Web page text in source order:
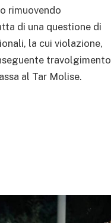
rimuovendo
di una questione di
la cui violazione,
travolgimento
al Tar Molise.